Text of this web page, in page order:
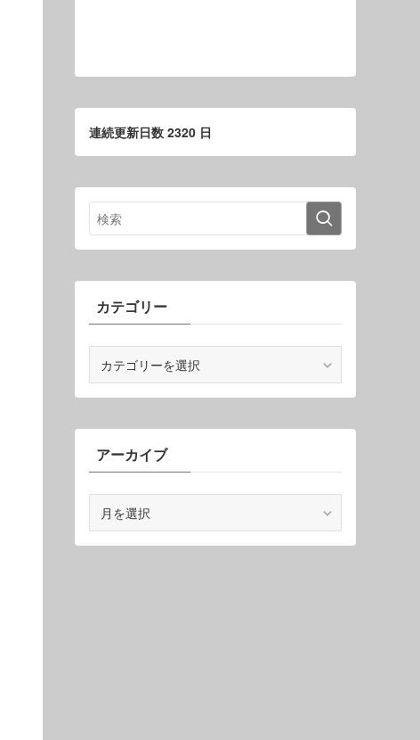
連続更新日数 2320 日
カテゴリー
ゴ
ー
アーカイブ
カ